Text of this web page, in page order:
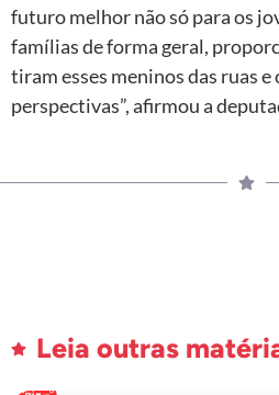
futuro melhor não só para os
famílias de forma geral,
tiram esses meninos das ruas
perspectivas”, afirmou a
Leia outras